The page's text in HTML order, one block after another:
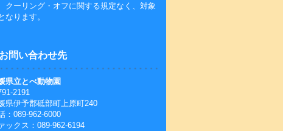
クーリング・オフに関する規定なく、対象
なります。
お問い合わせ先
県立とべ動物園
2191
県伊予郡砥部町上原町240
：089-962-6000
ックス：089-962-6194